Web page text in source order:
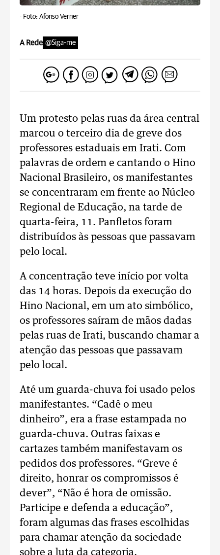
- Foto: Afonso Verner
A Rede @Siga-me
Um protesto pelas ruas da área central
marcou o terceiro dia de greve dos
professores estaduais em Irati. Com
palavras de ordem e cantando o Hino
Nacional Brasileiro, os manifestantes
se concentraram em frente ao Núcleo
Regional de Educação, na tarde de
quarta-feira, 11. Panfletos foram
distribuídos às pessoas que passavam
pelo local.
A concentração teve início por volta
das 14 horas. Depois da execução do
Hino Nacional, em um ato simbólico,
os professores saíram de mãos dadas
pelas ruas de Irati, buscando chamar a
atenção das pessoas que passavam
pelo local.
Até um guarda-chuva foi usado pelos
manifestantes. “Cadê o meu
dinheiro”, era a frase estampada no
guarda-chuva. Outras faixas e
cartazes também manifestavam os
pedidos dos professores. “Greve é
direito, honrar os compromissos é
dever”, “Não é hora de omissão.
Participe e defenda a educação”,
foram algumas das frases escolhidas
para chamar atenção da sociedade
sobre a luta da categoria.